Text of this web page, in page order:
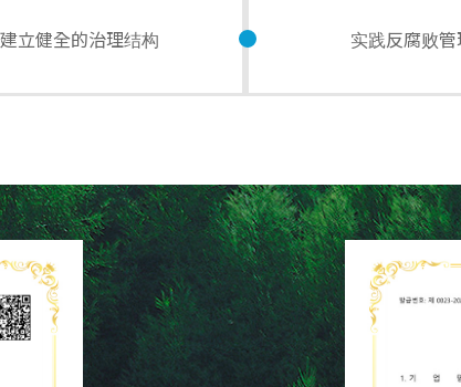
建立健全的治理结构 实践反腐败管